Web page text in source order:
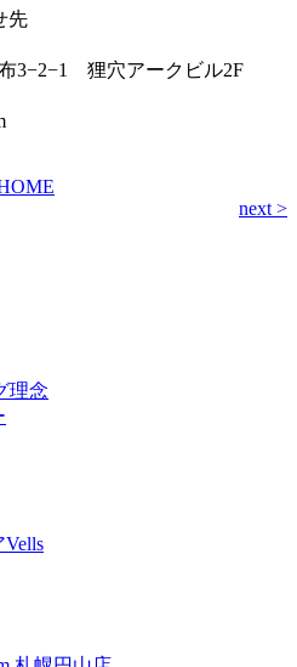
先
3−2−1 狸穴アークビル2F
next >
理念